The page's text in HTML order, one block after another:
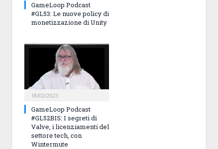
GameLoop Podcast
#GL53: Le nuove policy di
monetizzazione di Unity
18/02/2023
GameLoop Podcast
#GL52BIS: I segreti di
Valve, i licenziamenti del
settore tech, con
Wintermute